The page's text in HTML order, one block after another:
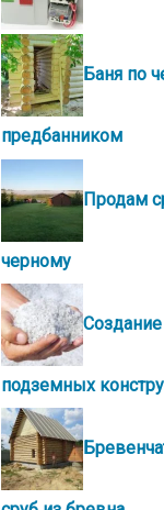
Баня по
предбанником
Продам
черному
подземных